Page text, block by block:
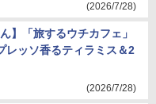
(2026/7/28)
】「旅するウチカフェ」
ッソ香るティラミス＆2
(2026/7/28)